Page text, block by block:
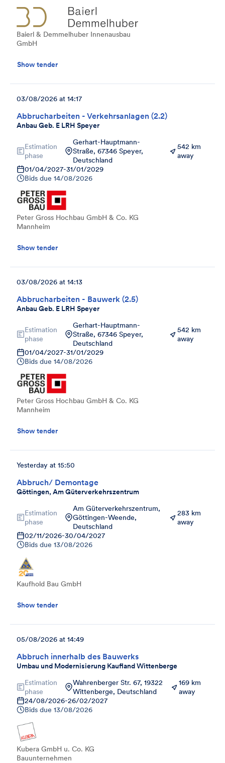
Baierl & Demmelhuber Innenausbau
GmbH
Show tender
Abbrucharbeiten - Verkehrsanlagen (2.2)
Anbau Geb. E LRH Speyer
03/08/2026 at 14:17
Estimation
phase
Gerhart-Hauptmann-
Straße, 67346 Speyer,
Deutschland
542 km
away
01/04/2027-31/01/2029
Bids due 14/08/2026
Peter Gross Hochbau GmbH & Co. KG
Mannheim
Show tender
Abbrucharbeiten - Bauwerk (2.5)
Anbau Geb. E LRH Speyer
03/08/2026 at 14:13
Estimation
phase
Gerhart-Hauptmann-
Straße, 67346 Speyer,
Deutschland
542 km
away
01/04/2027-31/01/2029
Bids due 14/08/2026
Peter Gross Hochbau GmbH & Co. KG
Mannheim
Show tender
Abbruch/ Demontage
Göttingen, Am Güterverkehrszentrum
Yesterday at 15:50
Estimation
phase
Am Güterverkehrszentrum,
Göttingen-Weende,
Deutschland
283 km
away
02/11/2026-30/04/2027
Bids due 13/08/2026
Kaufhold Bau GmbH
Show tender
Abbruch innerhalb des Bauwerks
Umbau und Modernisierung Kaufland Wittenberge
05/08/2026 at 14:49
Estimation
phase
Wahrenberger Str. 67, 19322
Wittenberge, Deutschland
169 km
away
24/08/2026-26/02/2027
Bids due 13/08/2026
Kubera GmbH u. Co. KG
Bauunternehmen